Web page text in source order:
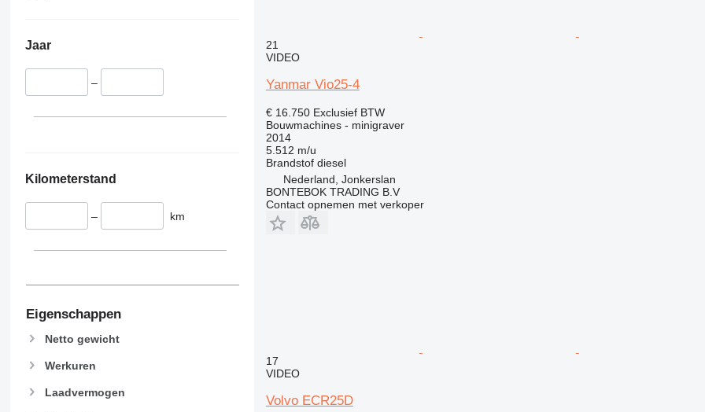
Jaar
–
Kilometerstand
– km
Eigenschappen
Netto gewicht
Werkuren
Laadvermogen
21
VIDEO
Yanmar Vio25-4
€ 16.750 Exclusief BTW
Bouwmachines - minigraver
2014
5.512 m/u
Brandstof diesel
Nederland, Jonkerslan
BONTEBOK TRADING B.V
Contact opnemen met verkoper
17
VIDEO
Volvo ECR25D